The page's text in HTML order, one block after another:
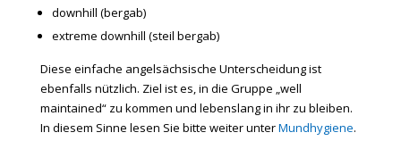
downhill (bergab)
extreme downhill (steil bergab)
Diese einfache angelsächsische Unterscheidung ist
ebenfalls nützlich. Ziel ist es, in die Gruppe „well
maintained“ zu kommen und lebenslang in ihr zu bleiben.
In diesem Sinne lesen Sie bitte weiter unterMundhygiene.